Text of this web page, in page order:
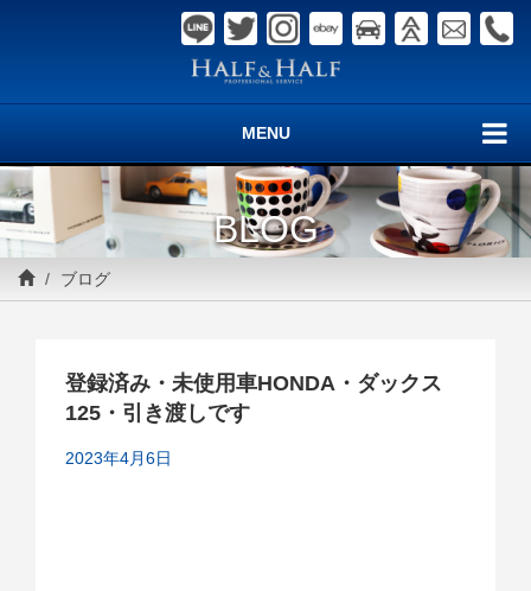
MENU
BLOG
ブログ
登録済み・未使用車HONDA・ダックス
125・引き渡しです
2023年4月6日